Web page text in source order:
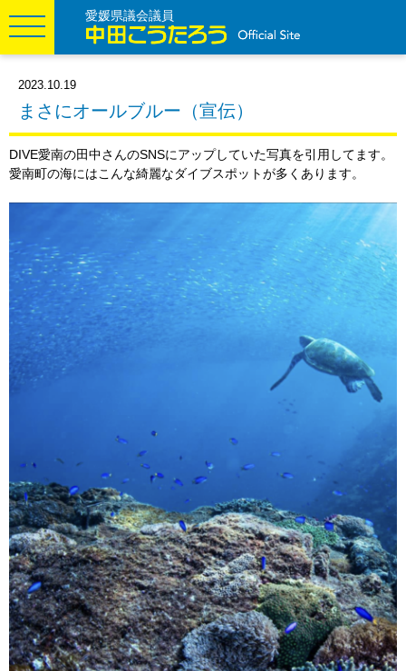
愛媛県議会議員
2023.10.19
まさにオールブルー（宣伝）
DIVE愛南の田中さんのSNSにアップしていた写真を引用してます。
愛南町の海にはこんな綺麗なダイブスポットが多くあります。